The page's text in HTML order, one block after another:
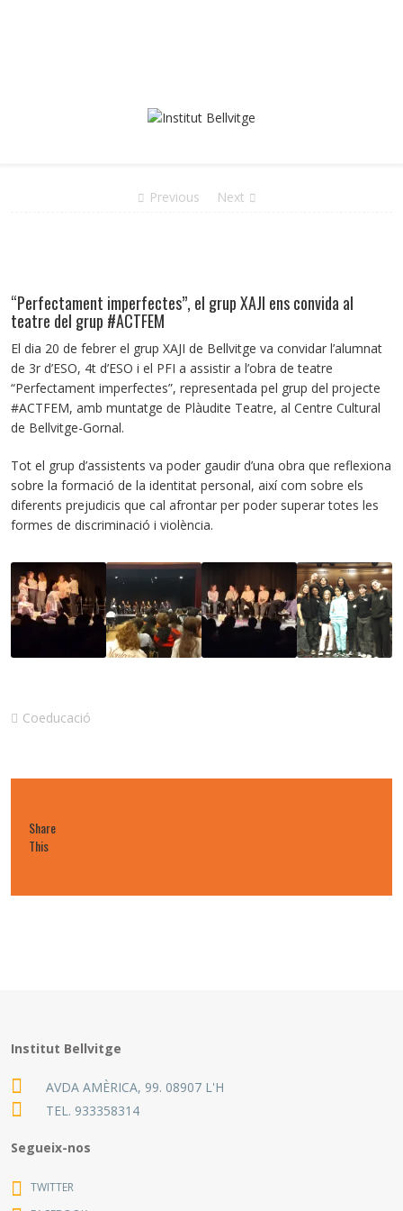
Previous Next
“Perfectament imperfectes”, el grup XAJI ens convida al
teatre del grup #ACTFEM
El dia 20 de febrer el grup XAJI de Bellvitge va convidar l’alumnat
de 3r d’ESO, 4t d’ESO i el PFI a assistir a l’obra de teatre
“Perfectament imperfectes”, representada pel grup del projecte
#ACTFEM, amb muntatge de Plàudite Teatre, al Centre Cultural
de Bellvitge-Gornal.
Tot el grup d’assistents va poder gaudir d’una obra que reflexiona
sobre la formació de la identitat personal, així com sobre els
diferents prejudicis que cal afrontar per poder superar totes les
formes de discriminació i violència.
Coeducació
Share
This
Institut Bellvitge
AVDA AMÈRICA, 99. 08907 L'H
TEL. 933358314
Segueix-nos
TWITTER